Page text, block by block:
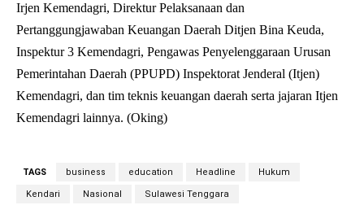
Irjen Kemendagri, Direktur Pelaksanaan dan
Pertanggungjawaban Keuangan Daerah Ditjen Bina Keuda,
Inspektur 3 Kemendagri, Pengawas Penyelenggaraan Urusan
Pemerintahan Daerah (PPUPD) Inspektorat Jenderal (Itjen)
Kemendagri, dan tim teknis keuangan daerah serta jajaran Itjen
Kemendagri lainnya. (Oking)
TAGS business education Headline Hukum
Kendari Nasional Sulawesi Tenggara